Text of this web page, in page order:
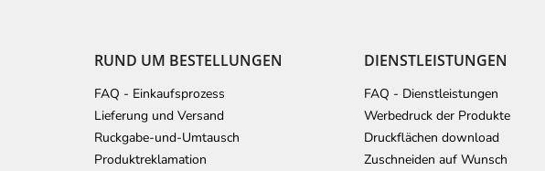
RUND UM BESTELLUNGEN
FAQ - Einkaufsprozess
Lieferung und Versand
Ruckgabe-und-Umtausch
Produktreklamation
DIENSTLEISTUNGEN
FAQ - Dienstleistungen
Werbedruck der Produkte
Druckflächen download
Zuschneiden auf Wunsch